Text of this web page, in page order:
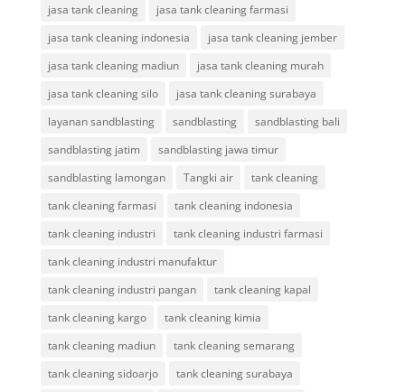
jasa tank cleaning
jasa tank cleaning farmasi
jasa tank cleaning indonesia
jasa tank cleaning jember
jasa tank cleaning madiun
jasa tank cleaning murah
jasa tank cleaning silo
jasa tank cleaning surabaya
layanan sandblasting
sandblasting
sandblasting bali
sandblasting jatim
sandblasting jawa timur
sandblasting lamongan
Tangki air
tank cleaning
tank cleaning farmasi
tank cleaning indonesia
tank cleaning industri
tank cleaning industri farmasi
tank cleaning industri manufaktur
tank cleaning industri pangan
tank cleaning kapal
tank cleaning kargo
tank cleaning kimia
tank cleaning madiun
tank cleaning semarang
tank cleaning sidoarjo
tank cleaning surabaya